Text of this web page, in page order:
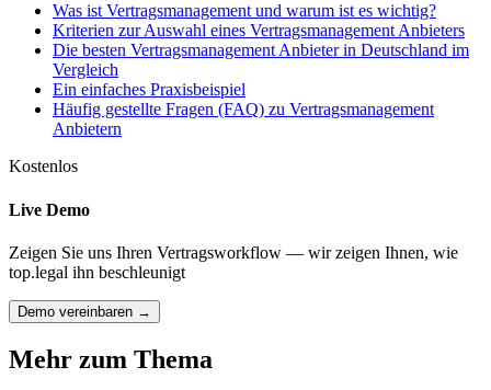
Was ist Vertragsmanagement und warum ist es wichtig?
Kriterien zur Auswahl eines Vertragsmanagement Anbieters
Die besten Vertragsmanagement Anbieter in Deutschland im
Vergleich
Ein einfaches Praxisbeispiel
Häufig gestellte Fragen (FAQ) zu Vertragsmanagement
Anbietern
Kostenlos
Live Demo
Zeigen Sie uns Ihren Vertragsworkflow — wir zeigen Ihnen, wie
top.legal ihn beschleunigt
Demo vereinbaren →
Mehr zum Thema